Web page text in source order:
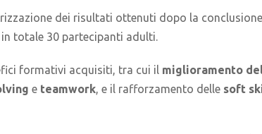
dei risultati ottenuti dopo la
totale 30 partecipanti adulti.
formativi acquisiti, tra cui il miglioramento
e teamwork, e il rafforzamento delle soft